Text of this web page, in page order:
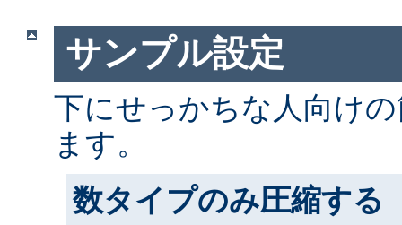
サンプル設定
下にせっかちな人向け
ます。
数タイプのみ圧縮する